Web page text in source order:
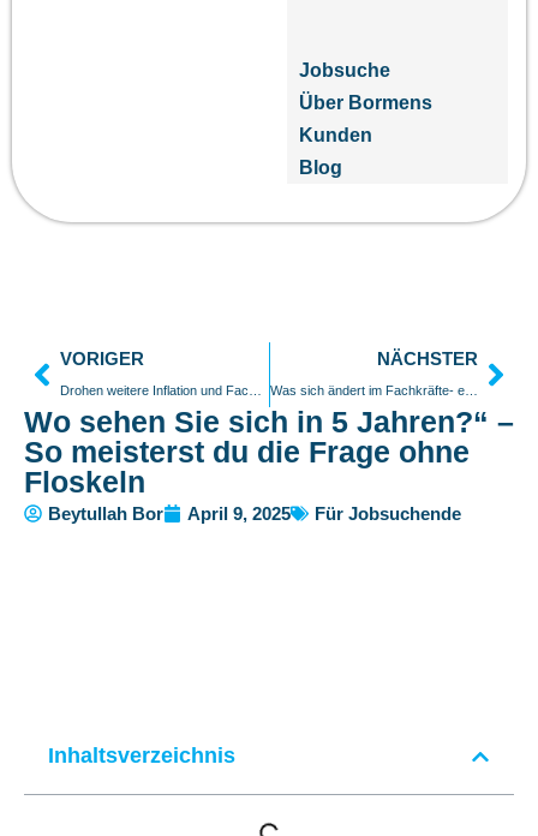
Jobsuche
Über Bormens
Kunden
Blog
VORIGER NÄCHSTER
Was sich ändert im Fachkräfte- einwanderungs- gesetz 2025
Wo sehen Sie sich in 5 Jahren?“ –
So meisterst du die Frage ohne
Floskeln
Beytullah Bor April 9, 2025 Für Jobsuchende
Inhaltsverzeichnis